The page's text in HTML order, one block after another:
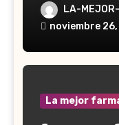
LA-
noviembre
La mejor